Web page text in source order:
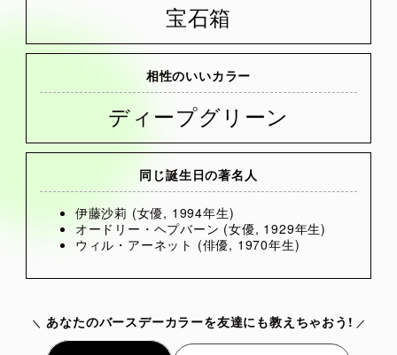
宝石箱
相性のいいカラー
ディープグリーン
同じ誕生日の著名人
伊藤沙莉 (女優, 1994年生)
オードリー・ヘプバーン (女優, 1929年生)
ウィル・アーネット (俳優, 1970年生)
あなたのバースデーカラーを友達にも教えちゃおう!